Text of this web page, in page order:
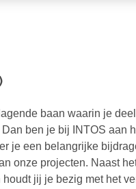
baan waarin je
ben je bij INTOS aan
je een belangrijke
onze projecten. Naast
jij je bezig met het